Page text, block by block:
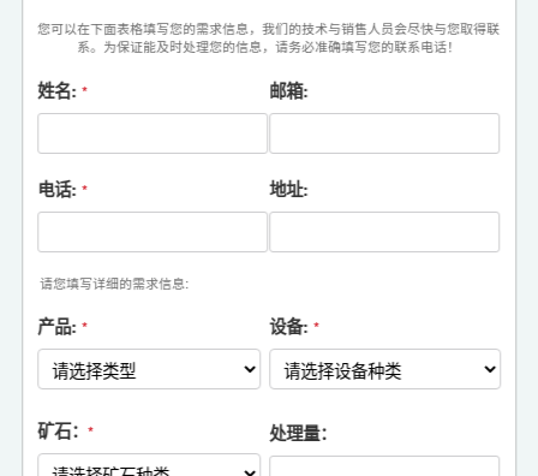
您可以在下面表格填写您的需求信息，我们的技术与销售人员会尽快与您取得联
系。为保证能及时处理您的信息，请务必准确填写您的联系电话！
姓名: * 邮箱:
电话: * 地址:
请您填写详细的需求信息:
产品: * 设备: *
矿石： * 处理量：